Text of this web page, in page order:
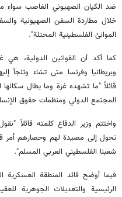
ضد الكيان الصهيوني الغاصب سواء
خلال مطاردة السفن الصهيونية
الموانئ الفلسطينية المحتلة".
كما أكد أن القوانين الدولية، هي
وبريطانيا وفرنسا متى تشاء وتلجأ
قائلاً "ما تشهده غزة وما يطال
المجتمع الدولي ومنظمات حقوق
واختتم وزير الدفاع كلمته قائلاً
تحول إلى مصيدة لهم وحصارهم أمر
شعبنا الفلسطيني العربي المسلم".
فيما أوضح قائد المنطقة العسكرية
الرئيسية والتعديلات الجوهرية